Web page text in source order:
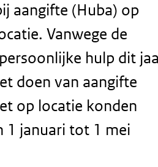
aangifte (Huba) op
Vanwege de
hulp dit
doen van aangifte
op locatie konden
1 januari tot 1 mei